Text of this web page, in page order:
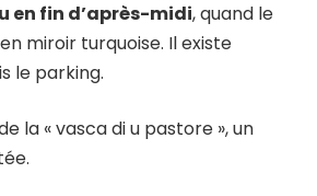
en fin d’après-midi, quand le
miroir turquoise. Il existe
le parking.
la « vasca di u pastore », un